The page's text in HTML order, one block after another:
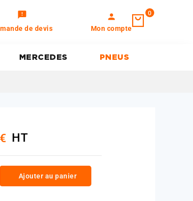
feedback
de devis
person
Mon compte
0
MERCEDES PNEUS
HT
Ajouter au panier